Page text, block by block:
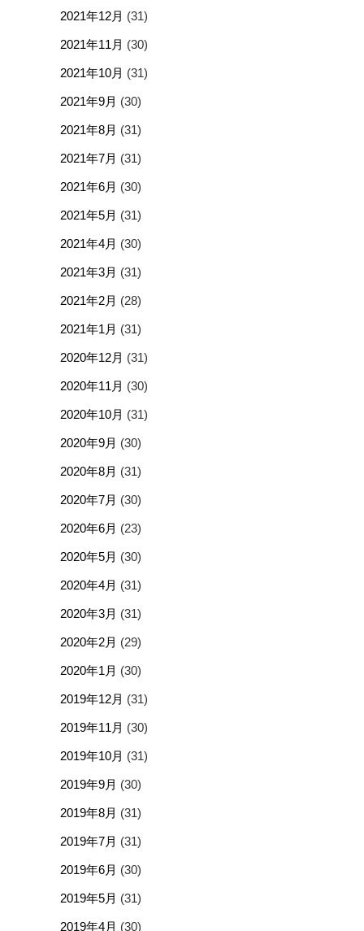
2021年12月 (31)
2021年11月 (30)
2021年10月 (31)
2021年9月 (30)
2021年8月 (31)
2021年7月 (31)
2021年6月 (30)
2021年5月 (31)
2021年4月 (30)
2021年3月 (31)
2021年2月 (28)
2021年1月 (31)
2020年12月 (31)
2020年11月 (30)
2020年10月 (31)
2020年9月 (30)
2020年8月 (31)
2020年7月 (30)
2020年6月 (23)
2020年5月 (30)
2020年4月 (31)
2020年3月 (31)
2020年2月 (29)
2020年1月 (30)
2019年12月 (31)
2019年11月 (30)
2019年10月 (31)
2019年9月 (30)
2019年8月 (31)
2019年7月 (31)
2019年6月 (30)
2019年5月 (31)
2019年4月 (30)